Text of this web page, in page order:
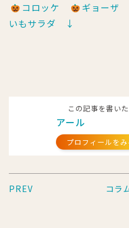
コロッケ ギョーザ
いもサラダ ↓
この記事を書い
アール
プロフィールをみ
PREV コラ